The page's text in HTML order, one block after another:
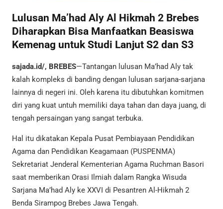
Lulusan Ma’had Aly Al Hikmah 2 Brebes
Diharapkan Bisa Manfaatkan Beasiswa
Kemenag untuk Studi Lanjut S2 dan S3
sajada.id/, BREBES—Tantangan lulusan Ma’had Aly tak
kalah kompleks di banding dengan lulusan sarjana-sarjana
lainnya di negeri ini. Oleh karena itu dibutuhkan komitmen
diri yang kuat untuh memiliki daya tahan dan daya juang, di
tengah persaingan yang sangat terbuka.
Hal itu dikatakan Kepala Pusat Pembiayaan Pendidikan
Agama dan Pendidikan Keagamaan (PUSPENMA)
Sekretariat Jenderal Kementerian Agama Ruchman Basori
saat memberikan Orasi Ilmiah dalam Rangka Wisuda
Sarjana Ma’had Aly ke XXVI di Pesantren Al-Hikmah 2
Benda Sirampog Brebes Jawa Tengah.